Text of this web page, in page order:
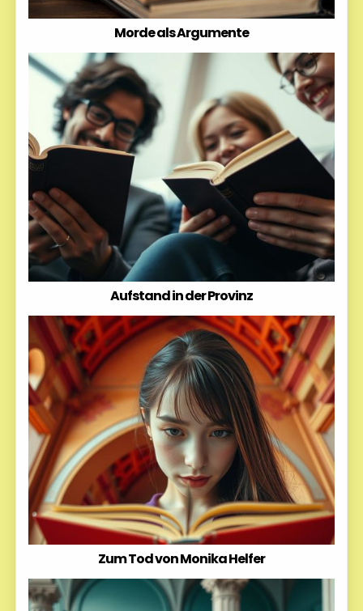
Morde als Argumente
Aufstand in der Provinz
Zum Tod von Monika Helfer